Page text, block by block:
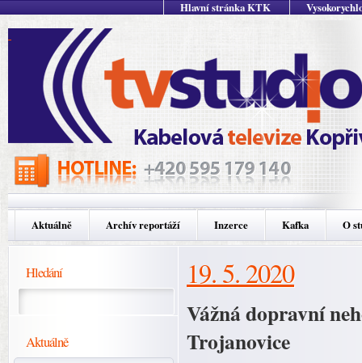
Hlavní stránka KTK
Aktuálně Archív reportáží Inzerce Kafka O
Hledání
Aktuálně
19. 5. 2020
Vážná dopravní
Trojanovice